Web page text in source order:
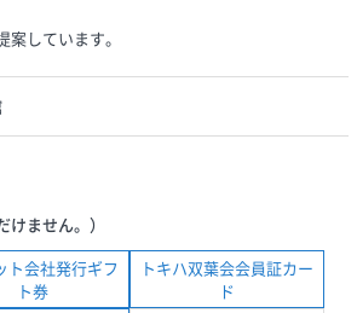
しています。
ません。）
ト会社発行ギフ
ト券
トキハ双葉会会員証カー
ド